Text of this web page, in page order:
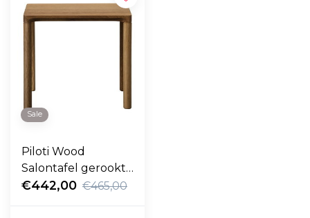
Sale
Piloti Wood
Salontafel gerookt
eiken, geolied.
€442,00 €465,00